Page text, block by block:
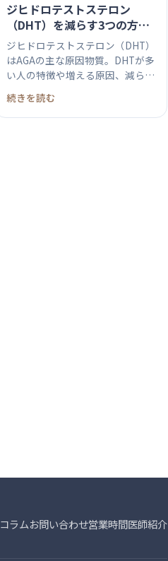
ジヒドロテストステロン
（DHT）を減らす3つの方法
｜原因・特徴・運動・サプ
リ・排出まで解説
ジヒドロテストステロン（DHT）
はAGAの主な原因物質。DHTが多
い人の特徴や増える原因、減ら
す...
続きを読む
コラムお問い合わせ営業時間医師紹介